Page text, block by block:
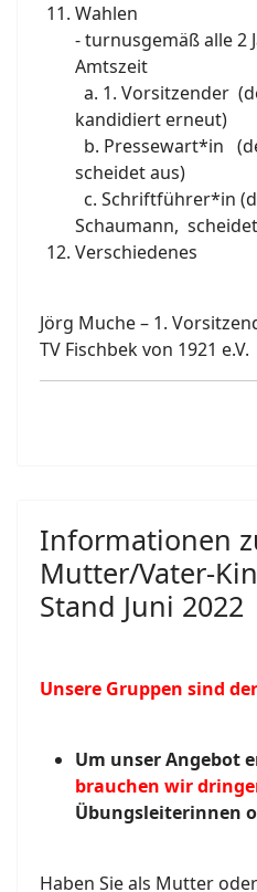
Wahlen
- turnusgemäß alle 2
Amtszeit
a. 1. Vorsitzender
kandidiert erneut)
b. Pressewart*in
scheidet aus)
c. Schriftführer*in
Schaumann,
Verschiedenes
Jörg Muche – 1.
TV Fischbek von 1921 e.V.
Informationen
Mutter/Vater-
Stand Juni 2022
Unsere Gruppen sind
Um unser Angebot
brauchen wir
Übungsleiterinnen
Haben Sie als Mutter